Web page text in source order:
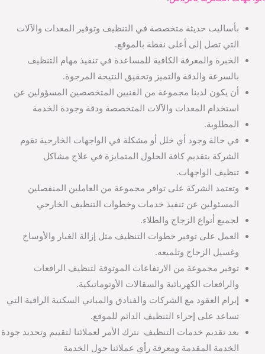
بأساليب حديثة متخصصة في التنظيف وتوفير المعدات والآلات
التي تصل إلى أعلى نقطة بالموقع.
الخبرة والمعرفة الكافية للمساعدة في تنفيذ مهام التنظيف
بالسرعة والدقة والتميز وتحقيق النتيجة المرجوة.
أن يكون لدينا مجموعة من الفنيين المتخصصين المسؤولين عن
استخدام المعدات والآلات المتخصصة ودقة وجودة الخدمة
المطلوبة.
في حالة وجود أي خلل أو مشكلة في الواجهات الخارجية تقوم
الشركة بتقديم كافة الحلول المتمايزة في علاج مشاكل
تنظيف الواجهات.
وتعتمد الشركة على توافر مجموعة من العاملين المنفصلين
المسئولين عن تنفيذ خدمات وخطوات التنظيف الخارجي
لجميع أنواع الزجاج والطلاء.
العمل على توفير خطوات التنظيف مثل إزالة الغبار والأوساخ
وغسيل الزجاج وتلميعه.
توفير مجموعة من الارتفاعات الموثوقة لتنظيف الرافعات
والرافعات الكهربائية والسقالات الأوتوماتيكية.
إبرام العقود مع الشركات والفنادق والمباني السكنية الراقية التي
تساعد على إجراء التنظيف الدائم للموقع.
بعد تقديم خدمات التنظيف نترك الأمر لعملائنا لتقييم وتحديد جودة
الخدمة المقدمة ومعرفة رأي عملائنا حول الخدمة